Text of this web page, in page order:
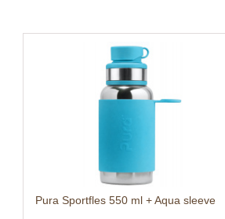
Pura Sportfles 550 ml + Aqua sleeve